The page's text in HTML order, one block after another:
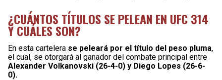
¿CUÁNTOS TÍTULOS SE PELEAN EN UFC 314
Y CUÁLES SON?
En esta cartelera se peleará por el título del peso pluma,
el cual, se otorgará al ganador del combate principal entre
Alexander Volkanovski (26-4-0) y Diego Lopes (26-6-
0).